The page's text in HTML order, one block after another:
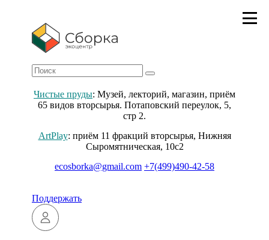
Чистые пруды: Музей, лекторий, магазин, приём
65 видов вторсырья. Потаповский переулок, 5,
стр 2.
ArtPlay: приём 11 фракций вторсырья, Нижняя
Сыромятническая, 10с2
ecosborka@gmail.com +7(499)490-42-58
Поддержать